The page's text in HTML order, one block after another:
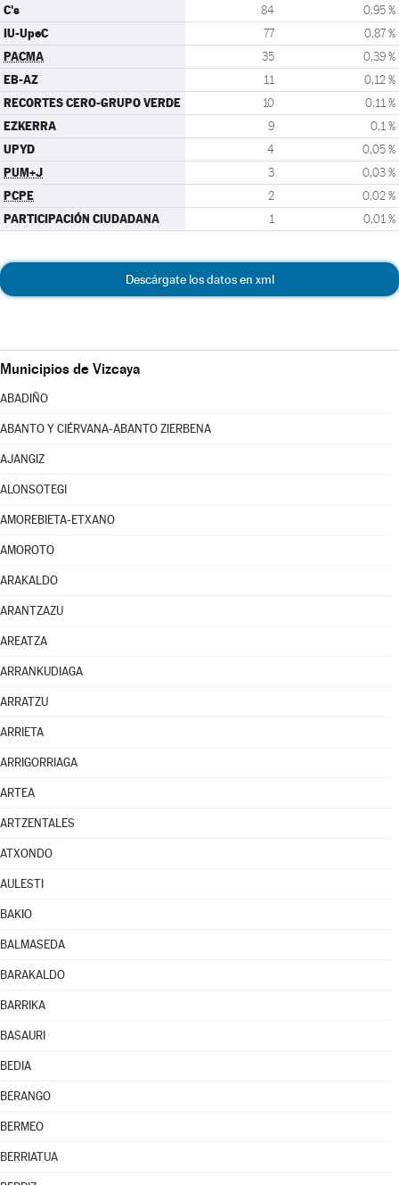
C's 84 0,95 %
IU-UpeC 77 0,87 %
PACMA 35 0,39 %
EB-AZ 11 0,12 %
RECORTES CERO-GRUPO VERDE 10 0,11 %
EZKERRA 9 0,1 %
UPYD 4 0,05 %
PUM+J 3 0,03 %
PCPE 2 0,02 %
PARTICIPACIÓN CIUDADANA 1 0,01 %
Descárgate los datos en xml
Municipios de Vizcaya
ABADIÑO
ABANTO Y CIÉRVANA-ABANTO ZIERBENA
AJANGIZ
ALONSOTEGI
AMOREBIETA-ETXANO
AMOROTO
ARAKALDO
ARANTZAZU
AREATZA
ARRANKUDIAGA
ARRATZU
ARRIETA
ARRIGORRIAGA
ARTEA
ARTZENTALES
ATXONDO
AULESTI
BAKIO
BALMASEDA
BARAKALDO
BARRIKA
BASAURI
BEDIA
BERANGO
BERMEO
BERRIATUA